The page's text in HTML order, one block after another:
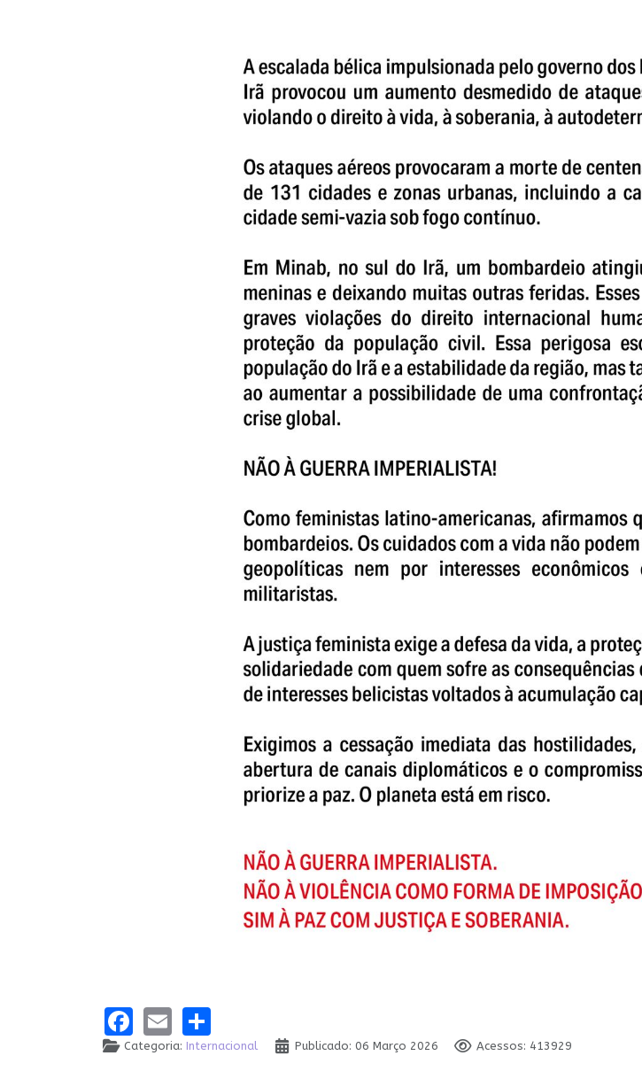
Facebook
Email
Categoria: Internacional Publicado: 06 Março 2026 Acessos: 413929